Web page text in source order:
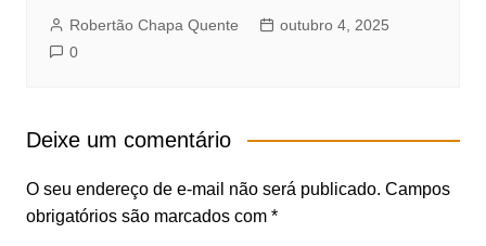
Robertão Chapa Quente
outubro 4, 2025
0
Deixe um comentário
O seu endereço de e-mail não será publicado. Campos
obrigatórios são marcados com *